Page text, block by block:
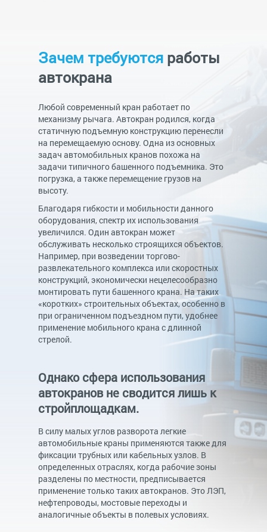
Зачем требуются работы
автокрана
Любой современный кран работает по
механизму рычага. Автокран родился, когда
статичную подъемную конструкцию перенесли
на перемещаемую основу. Одна из основных
задач автомобильных кранов похожа на
задачи типичного башенного подъемника. Это
погрузка, а также перемещение грузов на
высоту.
Благодаря гибкости и мобильности данного
оборудования, спектр их использования
увеличился. Один автокран может
обслуживать несколько строящихся объектов.
Например, при возведении торгово-
развлекательного комплекса или скоростных
конструкций, экономически нецелесообразно
монтировать пути башенного крана. На таких
«коротких» строительных объектах, особенно в
при ограниченном подъездном пути, удобнее
применение мобильного крана с длинной
стрелой.
Однако сфера использования
автокранов не сводится лишь к
стройплощадкам.
В силу малых углов разворота легкие
автомобильные краны применяются также для
фиксации трубных или кабельных узлов. В
определенных отраслях, когда рабочие зоны
разделены по местности, предписывается
применение только таких автокранов. Это ЛЭП,
нефтепроводы, мостовые переходы и
аналогичные объекты в полевых условиях.